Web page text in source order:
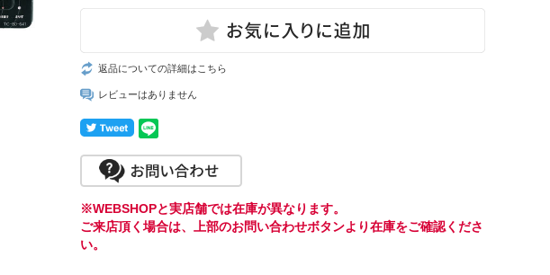
返品についての詳細はこちら
レビューはありません
※WEBSHOPと実店舗では在庫が異なります。
ご来店頂く場合は、上部のお問い合わせボタンより在庫をご確認くださ
い。